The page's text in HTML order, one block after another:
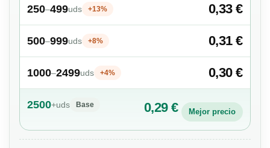
250–499uds +13% 0,33 €
500–999uds +8% 0,31 €
1000–2499uds +4% 0,30 €
2500+uds Base 0,29 € Mejor precio